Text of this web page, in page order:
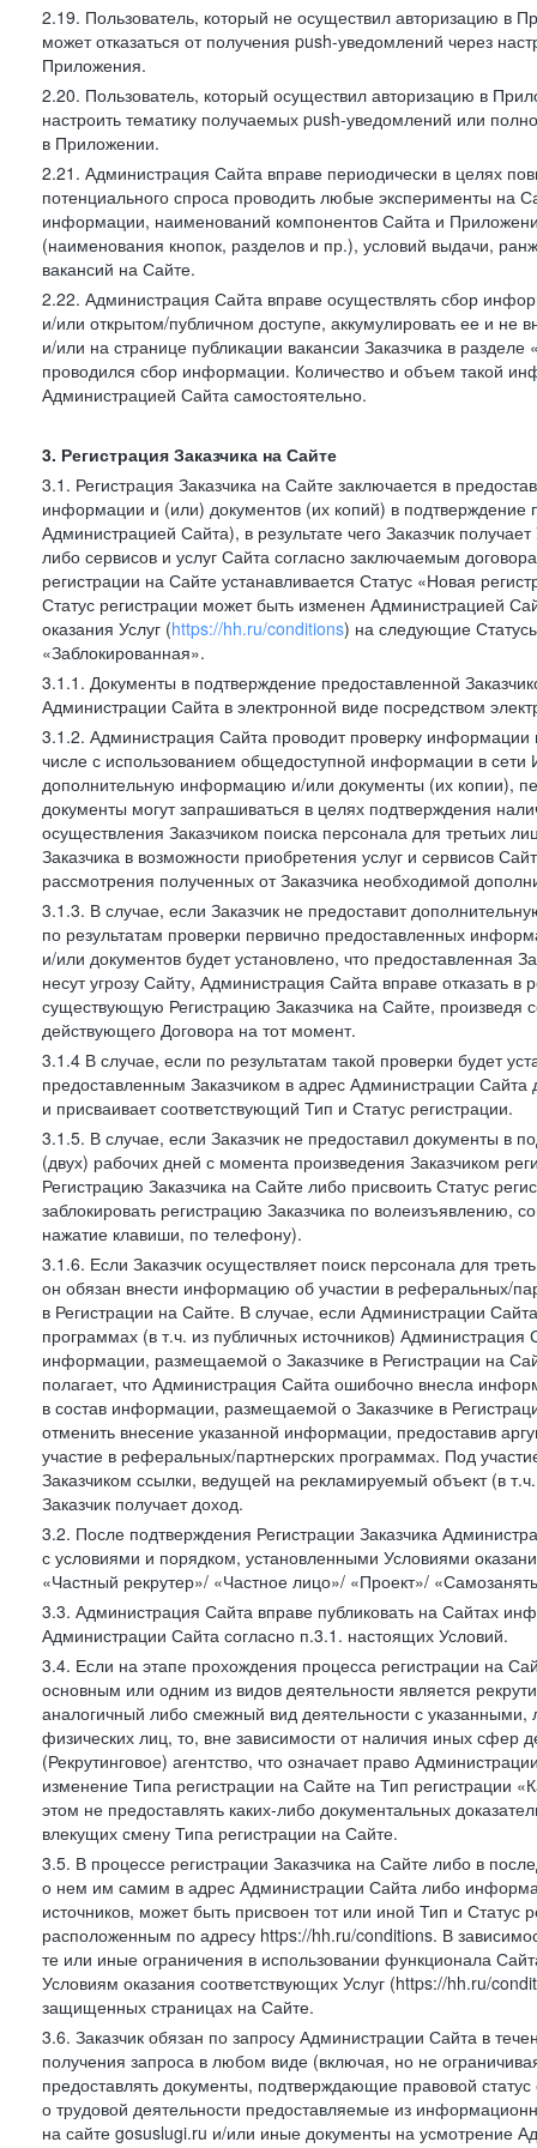
2.19. Пользователь, который не осуществил авторизацию в
может отказаться от получения push-уведомлений через
Приложения.
2.20. Пользователь, который осуществил авторизацию в
настроить тематику получаемых push-уведомлений или
в Приложении.
2.21. Администрация Сайта вправе периодически в целях
потенциального спроса проводить любые эксперименты на
информации, наименований компонентов Сайта и
(наименования кнопок, разделов и пр.), условий выдачи,
вакансий на Сайте.
2.22. Администрация Сайта вправе осуществлять сбор
и/или открытом/публичном доступе, аккумулировать ее и не
и/или на странице публикации вакансии Заказчика в
проводился сбор информации. Количество и объем такой
Администрацией Сайта самостоятельно.
3. Регистрация Заказчика на Сайте
3.1. Регистрация Заказчика на Сайте заключается в
информации и (или) документов (их копий) в
Администрацией Сайта), в результате чего Заказчик
либо сервисов и услуг Сайта согласно заключаемым
регистрации на Сайте устанавливается Статус «Новая
Статус регистрации может быть изменен Администрацией
оказания Услуг (https://hh.ru/conditions) на следующие
«Заблокированная».
3.1.1. Документы в подтверждение предоставленной
Администрации Сайта в электронной виде посредством
3.1.2. Администрация Сайта проводит проверку информации
числе с использованием общедоступной информации в
дополнительную информацию и/или документы (их копии),
документы могут запрашиваться в целях подтверждения
осуществления Заказчиком поиска персонала для третьих
Заказчика в возможности приобретения услуг и сервисов
рассмотрения полученных от Заказчика необходимой
3.1.3. В случае, если Заказчик не предоставит
по результатам проверки первично предоставленных
и/или документов будет установлено, что предоставленная
несут угрозу Сайту, Администрация Сайта вправе отказать
существующую Регистрацию Заказчика на Сайте, произведя
действующего Договора на тот момент.
3.1.4 В случае, если по результатам такой проверки будет
предоставленным Заказчиком в адрес Администрации
и присваивает соответствующий Тип и Статус регистрации.
3.1.5. В случае, если Заказчик не предоставил документы в
(двух) рабочих дней с момента произведения Заказчиком
Регистрацию Заказчика на Сайте либо присвоить Статус
заблокировать регистрацию Заказчика по
нажатие клавиши, по телефону).
3.1.6. Если Заказчик осуществляет поиск персонала для
он обязан внести информацию об участии в реферальных/
в Регистрации на Сайте. В случае, если Администрации
программах (в т.ч. из публичных источников)
информации, размещаемой о Заказчике в Регистрации на
полагает, что Администрация Сайта ошибочно внесла
в состав информации, размещаемой о Заказчике в
отменить внесение указанной информации, предоставив
участие в реферальных/партнерских программах. Под
Заказчиком ссылки, ведущей на рекламируемый объект (в
Заказчик получает доход.
3.2. После подтверждения Регистрации Заказчика
с условиями и порядком, установленными Условиями
«Частный рекрутер»/ «Частное лицо»/ «Проект»/
3.3. Администрация Сайта вправе публиковать на Сайтах
Администрации Сайта согласно п.3.1. настоящих Условий.
3.4. Если на этапе прохождения процесса регистрации на
основным или одним из видов деятельности является
аналогичный либо смежный вид деятельности с
физических лиц, то, вне зависимости от наличия иных сфер
(Рекрутинговое) агентство, что означает право
изменение Типа регистрации на Сайте на Тип регистрации
этом не предоставлять каких-либо документальных
влекущих смену Типа регистрации на Сайте.
3.5. В процессе регистрации Заказчика на Сайте либо в
о нем им самим в адрес Администрации Сайта либо
источников, может быть присвоен тот или иной Тип и
расположенным по адресу https://hh.ru/conditions. В
те или иные ограничения в использовании функционала
Условиям оказания соответствующих Услуг (https://hh.ru/
защищенных страницах на Сайте.
3.6. Заказчик обязан по запросу Администрации Сайта в
получения запроса в любом виде (включая, но не
предоставлять документы, подтверждающие правовой
о трудовой деятельности предоставляемые из
на сайте gosuslugi.ru и/или иные документы на усмотрение